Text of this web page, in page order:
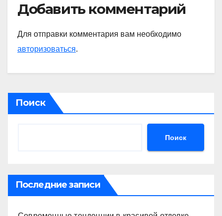
Добавить комментарий
Для отправки комментария вам необходимо
авторизоваться.
Поиск
Поиск
Последние записи